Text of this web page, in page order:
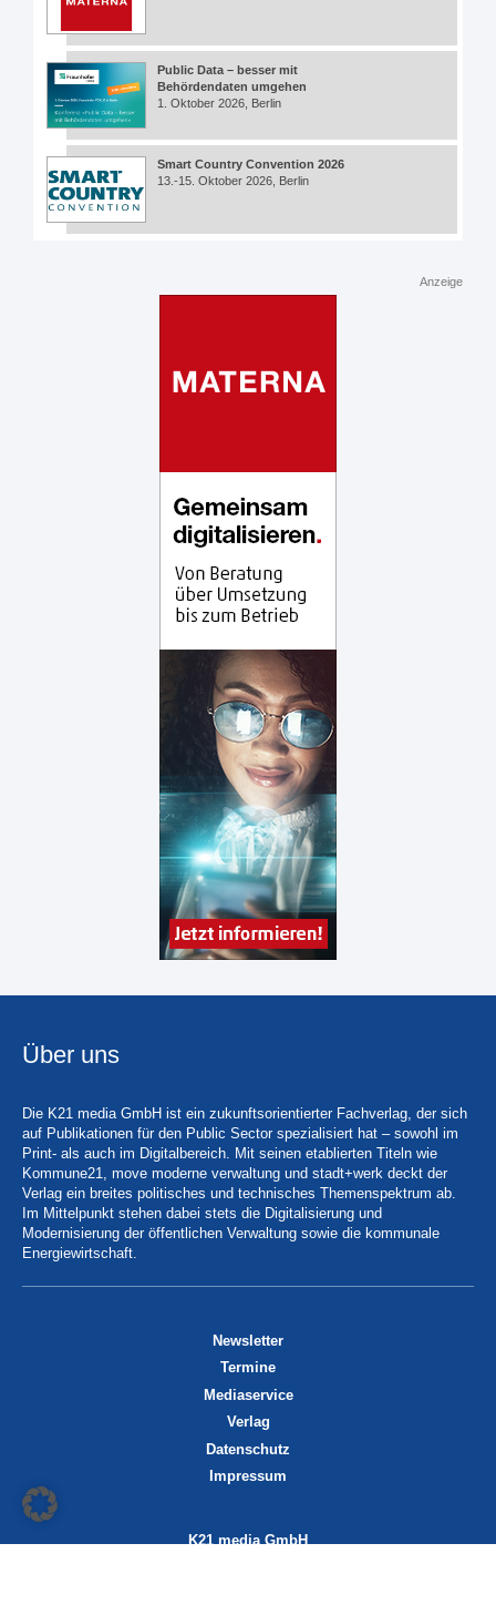
Public Data – besser mit
Behördendaten umgehen
1. Oktober 2026, Berlin
Smart Country Convention 2026
13.-15. Oktober 2026, Berlin
Anzeige
Über uns
Die K21 media GmbH ist ein zukunftsorientierter Fachverlag, der sich
auf Publikationen für den Public Sector spezialisiert hat – sowohl im
Print- als auch im Digitalbereich. Mit seinen etablierten Titeln wie
Kommune21, move moderne verwaltung und stadt+werk deckt der
Verlag ein breites politisches und technisches Themenspektrum ab.
Im Mittelpunkt stehen dabei stets die Digitalisierung und
Modernisierung der öffentlichen Verwaltung sowie die kommunale
Energiewirtschaft.
Newsletter
Termine
Mediaservice
Verlag
Datenschutz
Impressum
K21 media GmbH